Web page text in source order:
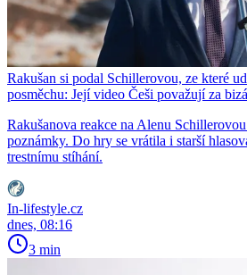
Rakušan si podal Schillerovou, ze které
posměchu: Její video Češi považují za
Rakušanova reakce na Alenu
poznámky. Do hry se vrátila i starší
trestnímu stíhání.
In-lifestyle.cz
dnes, 08:16
3 min